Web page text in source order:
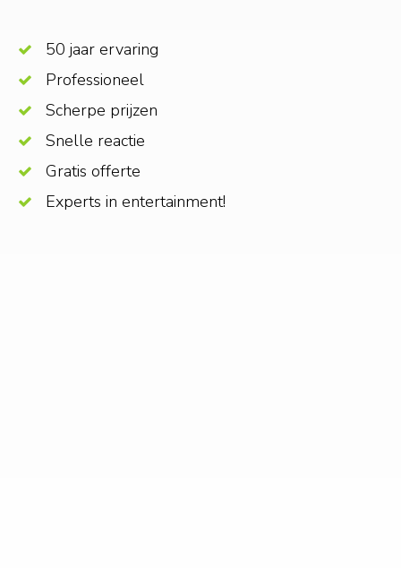
50 jaar ervaring
Professioneel
Scherpe prijzen
Snelle reactie
Gratis offerte
Experts in entertainment!